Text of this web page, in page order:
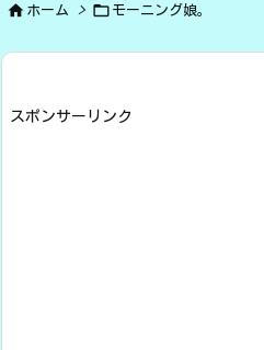
 ホーム >  モーニング娘。
スポンサーリンク